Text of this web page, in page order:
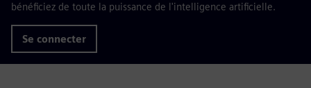
bénéficiez de toute la puissance de l'intelligence artificielle.
Se connecter